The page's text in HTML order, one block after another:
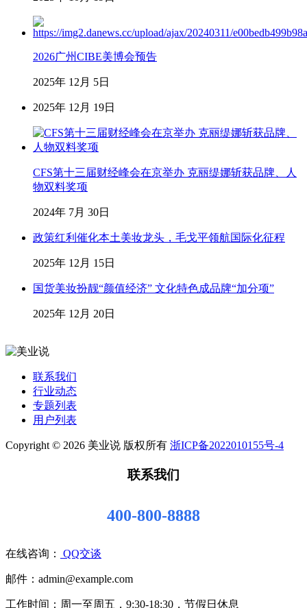
2026广州CIBE美博会预告
2025年 12月 5日
2025年 12月 19日
CFS第十三届财经峰会在京举办 克丽缇娜斩获品牌、人
物双料奖项
2024年 7月 30日
政策红利催化本土美妆龙头，毛戈平领航国际化征程
2025年 12月 15日
国货美妆扮靓“颜值经济” 文化特色成品牌“加分项”
2025年 12月 20日
联系我们
行业动态
专题列表
用户列表
Copyright © 2026 美业说 版权所有 浙ICP备2022010155号-4
联系我们
400-800-8888
在线咨询： QQ交谈
邮件：admin@example.com
工作时间：周一至周五，9:30-18:30，节假日休息